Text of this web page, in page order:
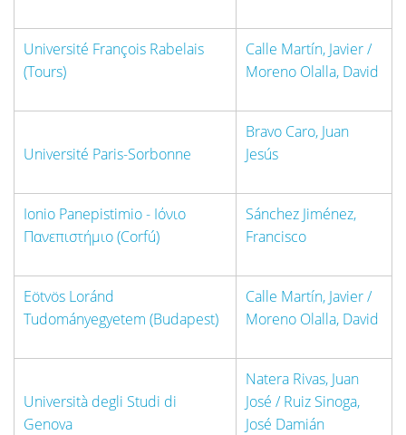
Université François Rabelais
(Tours)
Calle Martín, Javier /
Moreno Olalla, David
Université Paris-Sorbonne
Bravo Caro, Juan
Jesús
Ionio Panepistimio - Iόνιο
Πανεπιστήμιο (Corfú)
Sánchez Jiménez,
Francisco
Eötvös Loránd
Tudományegyetem (Budapest)
Calle Martín, Javier /
Moreno Olalla, David
Università degli Studi di
Genova
Natera Rivas, Juan
José / Ruiz Sinoga,
José Damián